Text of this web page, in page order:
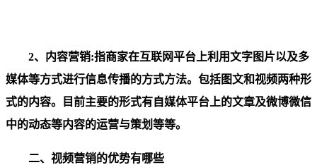
2、内容营销:指商家在互联网平台上利用文字图片以及多
媒体等方式进行信息传播的方式方法。包括图文和视频两种形
式的内容。目前主要的形式有自媒体平台上的文章及微博微信
中的动态等内容的运营与策划等等。
二、视频营销的优势有哪些